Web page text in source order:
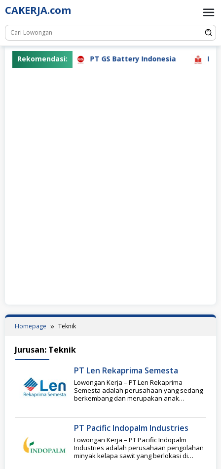
Skip
to
content
CAKERJA.com
Rekomendasi: PT GS Battery Indonesia PT
Homepage Teknik
Jurusan: Teknik
PT Len Rekaprima Semesta
Lowongan Kerja – PT Len Rekaprima
Semesta adalah perusahaan yang sedang
berkembang dan merupakan anak
PT Pacific Indopalm Industries
Lowongan Kerja – PT Pacific Indopalm
Industries adalah perusahaan pengolahan
minyak kelapa sawit yang berlokasi di